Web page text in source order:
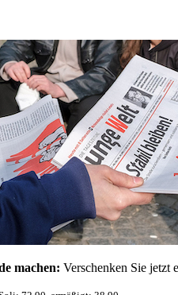
machen: Verschenken Sie jetzt